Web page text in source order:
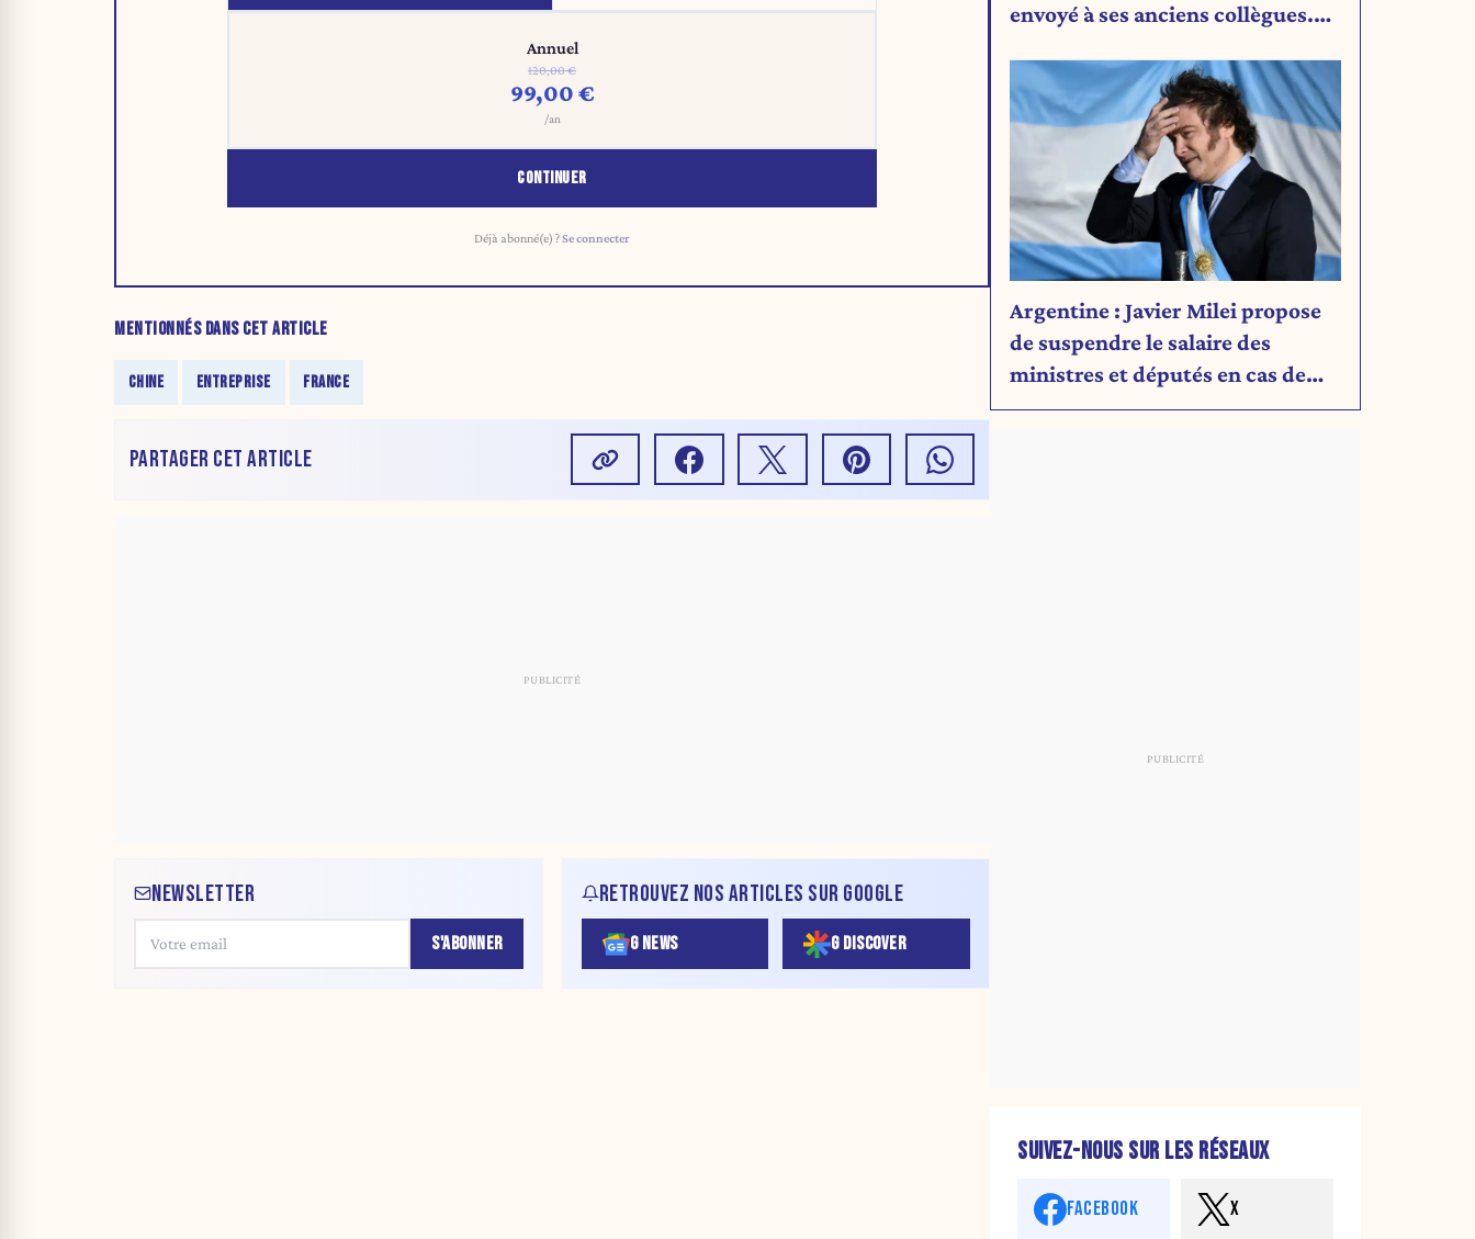
Annuel
120,00 €
99,00 €
/an
CONTINUER
Déjà abonné(e) ?Se connecter
MENTIONNÉS DANS CET ARTICLE
CHINE ENTREPRISE FRANCE
PARTAGER CET ARTICLE
NEWSLETTER
S'ABONNER
RETROUVEZ NOS ARTICLES SUR GOOGLE
G NEWS G DISCOVER
envoyé à ses anciens collègues.
Argentine : Javier Milei propose
de suspendre le salaire des
ministres et députés en cas de
déficit budgétaire
SUIVEZ-NOUS SUR LES RÉSEAUX
FACEBOOK X